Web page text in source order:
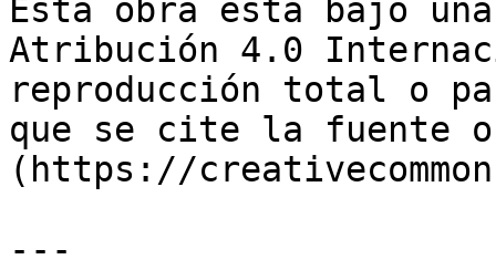
Esta obra está bajo
Atribución 4.0
reproducción total o
que se cite la fuente
(https://
---